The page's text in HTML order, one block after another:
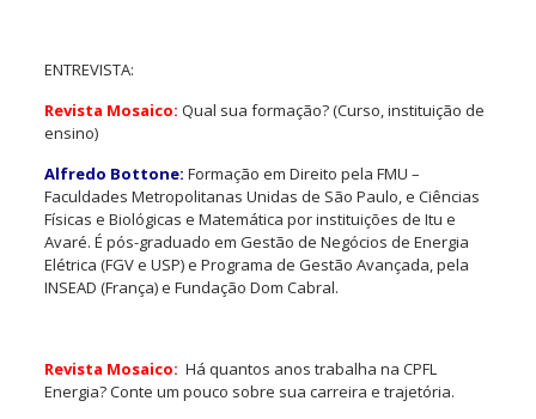
ENTREVISTA:
Revista Mosaico: Qual sua formação? (Curso, instituição de
ensino)
Alfredo Bottone: Formação em Direito pela FMU –
Faculdades Metropolitanas Unidas de São Paulo, e Ciências
Físicas e Biológicas e Matemática por instituições de Itu e
Avaré. É pós-graduado em Gestão de Negócios de Energia
Elétrica (FGV e USP) e Programa de Gestão Avançada, pela
INSEAD (França) e Fundação Dom Cabral.
Revista Mosaico: Há quantos anos trabalha na CPFL
Energia? Conte um pouco sobre sua carreira e trajetória.